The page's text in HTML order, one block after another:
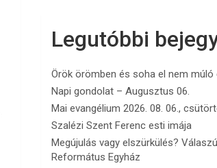
Legutóbbi
Örök örömben és soha el nem múló
Napi gondolat – Augusztus 06.
Mai evangélium 2026. 08. 06.,
Szalézi Szent Ferenc esti imája
Megújulás vagy elszürkülés?
Református Egyház